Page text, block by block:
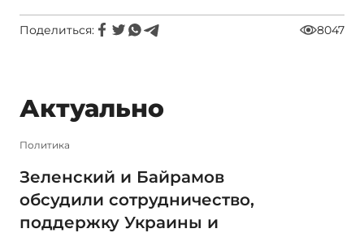
Поделиться: 8047
Актуально
Политика
Зеленский и Байрамов
обсудили сотрудничество,
поддержку Украины и